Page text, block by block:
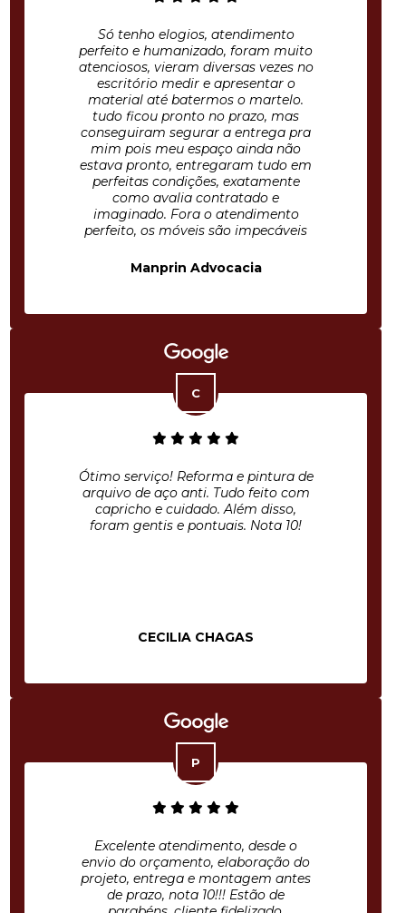
Só tenho elogios, atendimento
perfeito e humanizado, foram muito
atenciosos, vieram diversas vezes no
escritório medir e apresentar o
material até batermos o martelo.
tudo ficou pronto no prazo, mas
conseguiram segurar a entrega pra
mim pois meu espaço ainda não
estava pronto, entregaram tudo em
perfeitas condições, exatamente
como avalia contratado e
imaginado. Fora o atendimento
perfeito, os móveis são impecáveis
Manprin Advocacia
Ótimo serviço! Reforma e pintura de
arquivo de aço anti. Tudo feito com
capricho e cuidado. Além disso,
foram gentis e pontuais. Nota 10!
CECILIA CHAGAS
Excelente atendimento, desde o
envio do orçamento, elaboração do
projeto, entrega e montagem antes
de prazo, nota 10!!! Estão de